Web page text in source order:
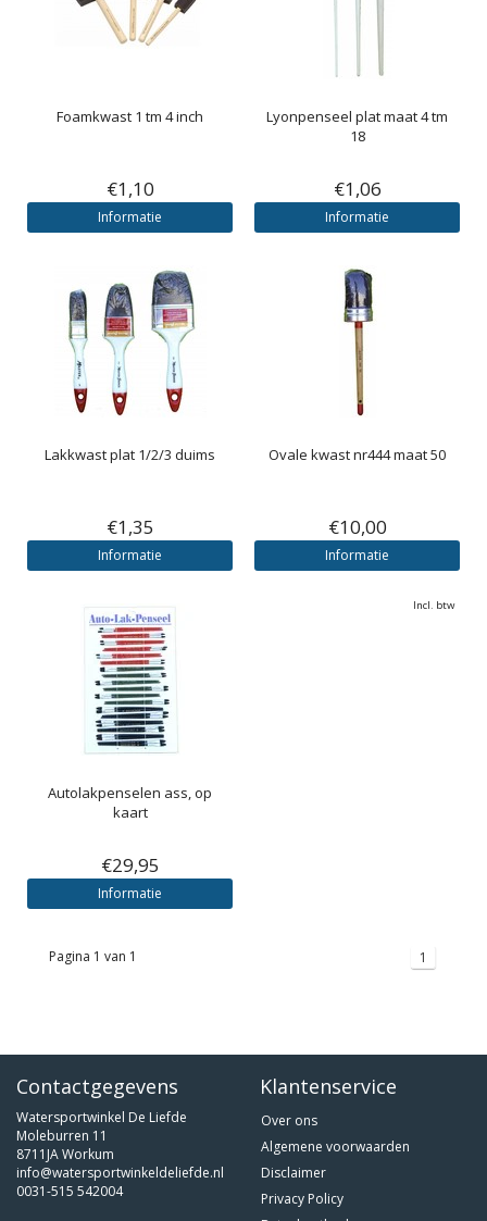
Foamkwast 1 tm 4 inch
€1,10
Informatie
Lyonpenseel plat maat 4 tm
18
€1,06
Informatie
Lakkwast plat 1/2/3 duims
€1,35
Informatie
Ovale kwast nr444 maat 50
€10,00
Informatie
Autolakpenselen ass, op
kaart
€29,95
Informatie
Incl. btw
Pagina 1 van 1 1
Contactgegevens
Watersportwinkel De Liefde
Moleburren 11
8711JA Workum
info@watersportwinkeldeliefde.nl
0031-515 542004
Klantenservice
Over ons
Algemene voorwaarden
Disclaimer
Privacy Policy